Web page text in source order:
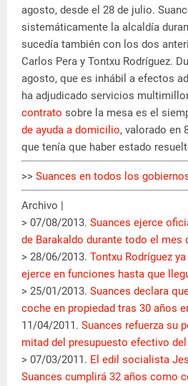
agosto, desde el 28 de julio.
sistemáticamente la alcaldía
sucedía también con los dos
Carlos Pera y Tontxu Rodríguez.
agosto, que es inhábil a efectos
ha adjudicado servicios
contrato sobre la mesa es el
de ayuda a domicilio, valorado en
que tenía que haber estado
>> Suances en todos los
Archivo |
> 07/08/2013. Suances ejerce
de Barakaldo durante todo el mes
> 28/06/2013. Tontxu Rodríguez
ejerce en funciones hasta que
> 25/01/2013. Suances declara
coche en propiedad tras 30 años
11/04/2011. Suances refuerza su
mitad del presupuesto efectivo
> 07/03/2011. El edil socialista
Suances cumplirá 32 años como